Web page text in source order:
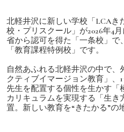
北軽井沢に新しい学校「LCAき
校・プリスクール」が2026年4
省から認可を得た「一条校」で
「教育課程特例校」です。
自然あふれる北軽井沢の中で
クティブイマージョン教育」、
先生を配置する個性を生かす「
カリキュラムを実現する「生き
置。新しい教育を“きたかる”の